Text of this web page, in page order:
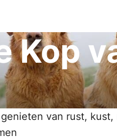
Kop
van rust,